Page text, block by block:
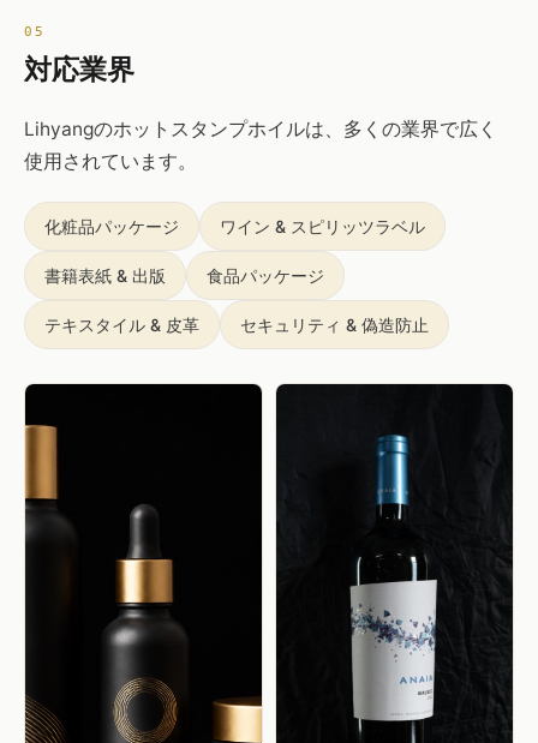
対応業界
Lihyangのホットスタンプホイルは、多くの業界で広く
使用されています。
化粧品パッケージ ワイン & スピリッツラベル
書籍表紙 & 出版 食品パッケージ
テキスタイル & 皮革 セキュリティ & 偽造防止